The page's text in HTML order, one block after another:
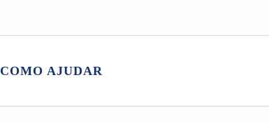
COMO AJUDAR